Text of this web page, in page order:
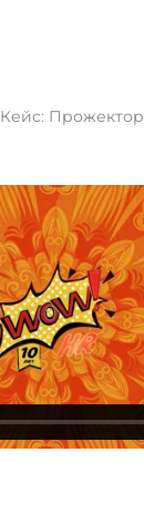
Кейс: Прожектор